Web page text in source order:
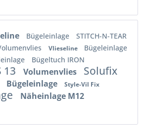
Bügeleinlage STITCH-N-TEAR
Vlieseline Bügeleinlage
Bügeltuch IRON
13 Volumenvlies Solufix
Bügeleinlage Style-Vil Fix
Näheinlage M12